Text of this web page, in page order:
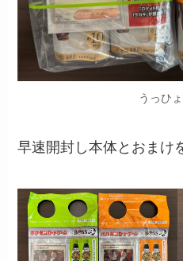
うっひ
早速開封し本体とおまけ